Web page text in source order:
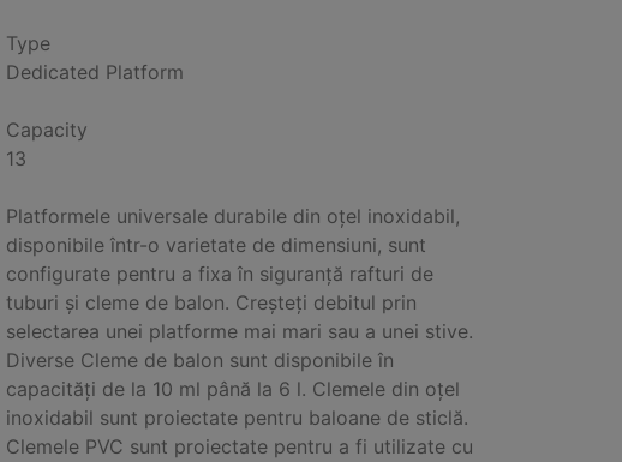
Type
Dedicated Platform
Capacity
13
Platformele universale durabile din oțel inoxidabil,
disponibile într-o varietate de dimensiuni, sunt
configurate pentru a fixa în siguranță rafturi de
tuburi și cleme de balon. Creșteți debitul prin
selectarea unei platforme mai mari sau a unei stive.
Diverse Cleme de balon sunt disponibile în
capacități de la 10 ml până la 6 l. Clemele din oțel
inoxidabil sunt proiectate pentru baloane de sticlă.
Clemele PVC sunt proiectate pentru a fi utilizate cu